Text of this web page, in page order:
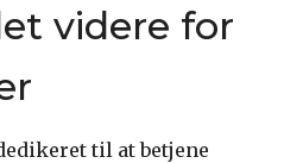
videre for
til at betjene